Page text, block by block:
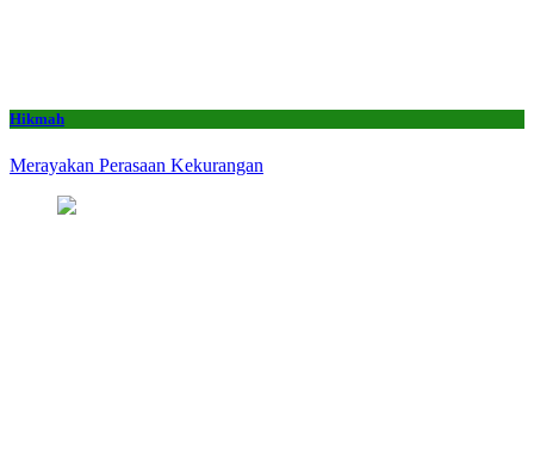
Hikmah
Merayakan Perasaan Kekurangan